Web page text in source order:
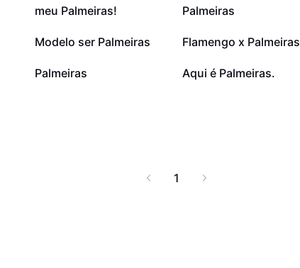
16,1 mil
meu Palmeiras! 15,5 mil
Palmeiras
4,8 mil
Modelo ser Palmeiras 4,6 mil
Flamengo x Palmeiras
1,3 mil
Palmeiras 913
Aqui é Palmeiras.
1